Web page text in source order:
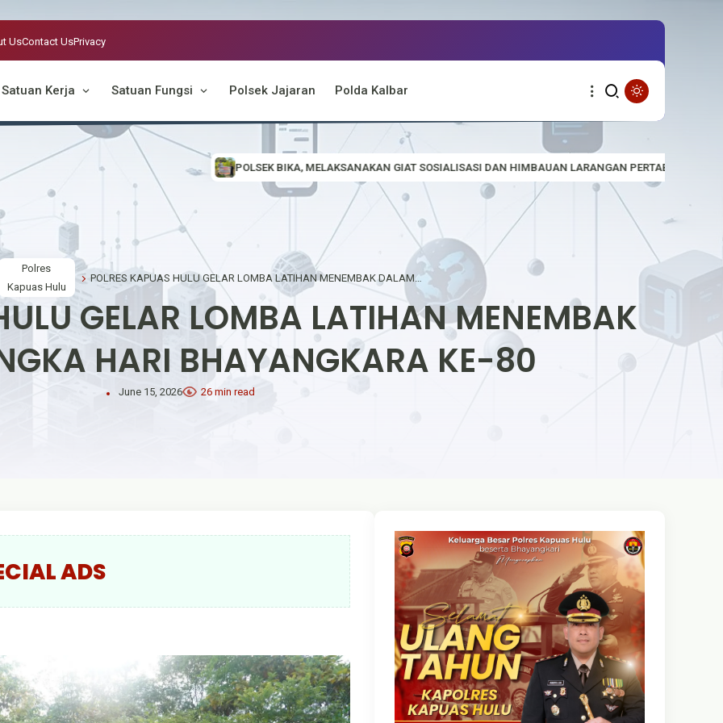
UsContact UsPrivacy
Satuan Kerja Satuan Fungsi Polsek Jajaran Polda Kalbar
POLSEK BIKA, MELAKSANAKAN GIAT SOSIALISASI DAN HIMBAUAN LARANGAN PERTABANGAN EMAS TANPA IJIN (PETI)
Polres
Kapuas Hulu
POLRES KAPUAS HULU GELAR LOMBA LATIHAN MENEMBAK DALAM RANGKA HARI BHAYANGKARA KE-80
GELAR LOMBA LATIHAN MENEMBAK
HARI BHAYANGKARA KE-80
June 15, 2026 26 min read
ADS